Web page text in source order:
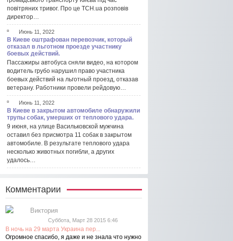
повітряних тривог. Про це ТСН.ua розповів
директор…
Июнь 11, 2022
В Киеве оштрафован перевозчик, который
отказал в льготном проезде участнику
боевых действий.
Пассажиры автобуса сняли видео, на котором
водитель грубо нарушил право участника
боевых действий на льготный проезд, отказав
ветерану. Работники провели рейдовую…
Июнь 11, 2022
В Киеве в закрытом автомобиле обнаружили
трупы собак, умерших от теплового удара.
9 июня, на улице Васильковской мужчина
оставил без присмотра 11 собак в закрытом
автомобиле. В результате теплового удара
несколько животных погибли, а других
удалось…
Комментарии
Виктория
Суббота, Март 28 2015 6:46
В ночь на 29 марта Украина пер...
Огромное спасибо, я даже и не знала что нужно